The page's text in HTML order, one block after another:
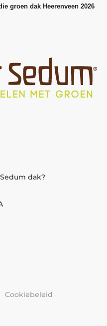
dak?
groen dak Heerenveen 2026
Cookiebeleid